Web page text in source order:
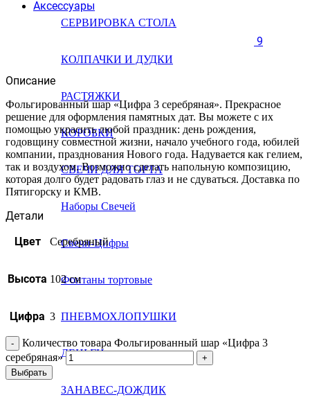
Аксессуары
СЕРВИРОВКА СТОЛА
КОЛПАЧКИ И ДУДКИ
РАСТЯЖКИ
КОРОБКИ
СВЕЧИ ДЛЯ ТОРТА
Наборы Свечей
Свечи-Цифры
Фонтаны тортовые
ПНЕВМОХЛОПУШКИ
ДЕНЬГИ
ЗАНАВЕС-ДОЖДИК
9
Описание
Фольгированный шар «Цифра 3 серебряная». Прекрасное
решение для оформления памятных дат. Вы можете с их
помощью украсить любой праздник: день рождения,
годовщину совместной жизни, начало учебного года, юбилей
компании, празднования Нового года. Надувается как гелием,
так и воздухом. Возможно сделать напольную композицию,
которая долго будет радовать глаз и не сдуваться. Доставка по
Пятигорску и КМВ.
Детали
Цвет
Серебряный
Высота 102 см
Цифра 3
Количество товара Фольгированный шар «Цифра 3
серебряная»
Выбрать